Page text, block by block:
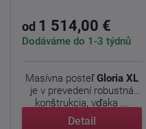
od 1 514,00 €
Dodáváme do 1-3 týdnů
Masívna posteľGloria XL
je v prevedení robustná
konštrukcia, vďaka ...
Detail